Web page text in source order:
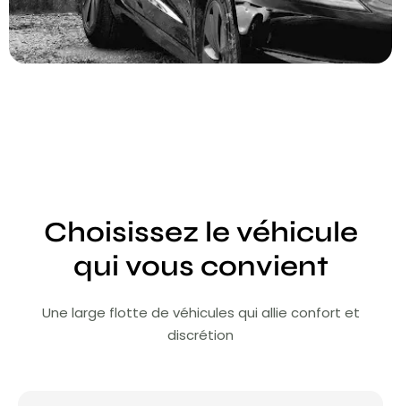
Choisissez le véhicule
qui vous convient
Une large flotte de véhicules qui allie confort et
discrétion